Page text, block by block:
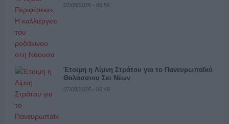
07/08/2026 - 06:54
Έτοιμη η Λίμνη Στράτου για το Πανευρωπαϊκό
Θαλάσσιου Σκι Νέων
07/08/2026 - 06:49